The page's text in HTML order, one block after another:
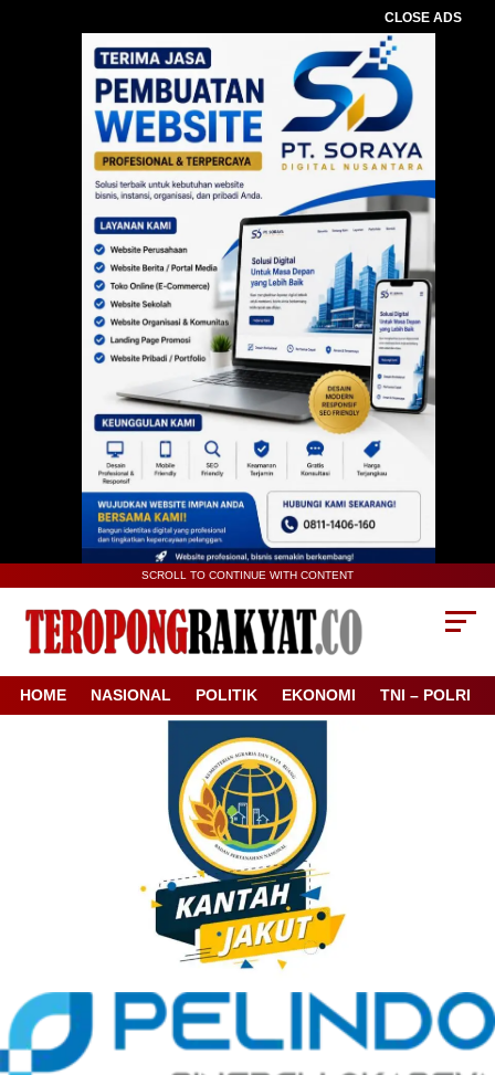
CLOSE ADS
SCROLL TO CONTINUE WITH CONTENT
HOME NASIONAL POLITIK EKONOMI TNI – POLRI